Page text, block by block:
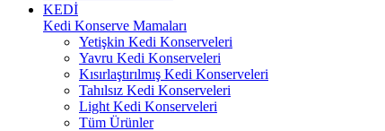
KEDİ
Kedi Konserve Mamaları
Yetişkin Kedi Konserveleri
Yavru Kedi Konserveleri
Kısırlaştırılmış Kedi Konserveleri
Tahılsız Kedi Konserveleri
Light Kedi Konserveleri
Tüm Ürünler